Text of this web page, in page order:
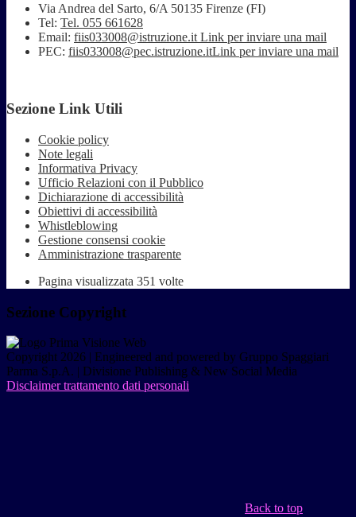
Via Andrea del Sarto, 6/A 50135 Firenze (FI)
Tel: Tel. 055 661628
Email: fiis033008@istruzione.it Link per inviare una mail
PEC: fiis033008@pec.istruzione.itLink per inviare una mail
Sezione Link Utili
Cookie policy
Note legali
Informativa Privacy
Ufficio Relazioni con il Pubblico
Dichiarazione di accessibilità
Obiettivi di accessibilità
Whistleblowing
Gestione consensi cookie
Amministrazione trasparente
Pagina visualizzata 351 volte
Sezione Copyright
Copyright 2026 | Engineered and powered by Gruppo Spaggiari
Parma S.p.A. | Divisione Publishing & New Social Media
Disclaimer trattamento dati personali
Back to top